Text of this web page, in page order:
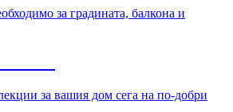
за градината, балкона и
за вашия дом сега на по-добри